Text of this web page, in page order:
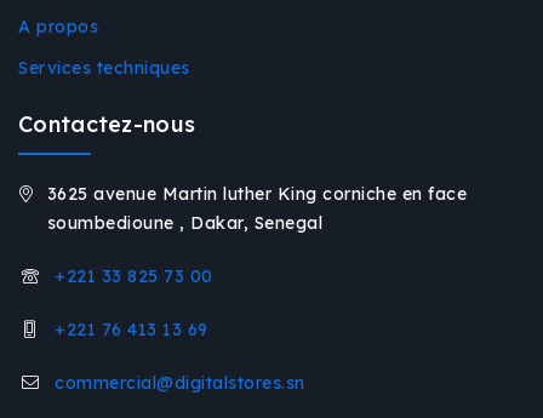
A propos
Services techniques
Contactez-nous
3625 avenue Martin luther King corniche en face
soumbedioune , Dakar, Senegal
+221 33 825 73 00
+221 76 413 13 69
commercial@digitalstores.sn